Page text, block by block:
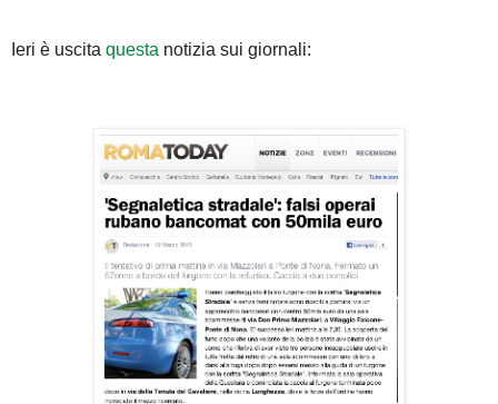
Ieri è uscita questa notizia sui giornali: